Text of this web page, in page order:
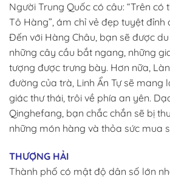
Người Trung Quốc có câu: “Trên có
Tô Hàng”, ám chỉ vẻ đẹp tuyệt đỉnh
Đến với Hàng Châu, bạn sẽ được
những cây cầu bắt ngang, những
tượng được trưng bày. Hơn nữa,
đường của trà, Linh Ẩn Tự sẽ mang
giác thư thái, trôi về phía an yên.
Qinghefang, bạn chắc chắn sẽ bị
những món hàng và thỏa sức mua
THƯỢNG HẢI
Thành phố có mật độ dân số lớn